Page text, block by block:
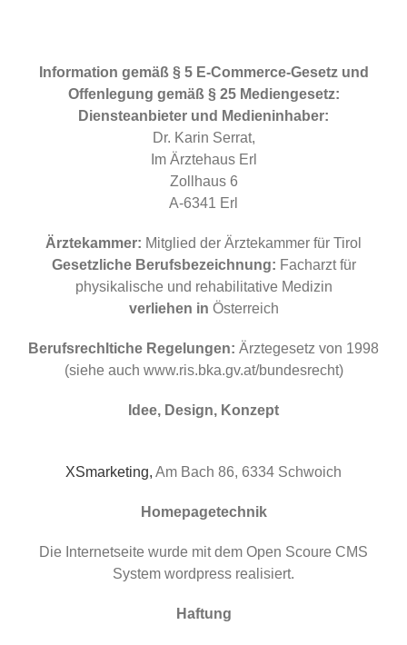
Information gemäß § 5 E-Commerce-Gesetz und
Offenlegung gemäß § 25 Mediengesetz:
Diensteanbieter und Medieninhaber:
Dr. Karin Serrat,
Im Ärztehaus Erl
Zollhaus 6
A-6341 Erl
Ärztekammer: Mitglied der Ärztekammer für Tirol
Gesetzliche Berufsbezeichnung: Facharzt für
physikalische und rehabilitative Medizin
verliehen in Österreich
Berufsrechltiche Regelungen: Ärztegesetz von 1998
(siehe auch www.ris.bka.gv.at/bundesrecht)
Idee, Design, Konzept
XSmarketing, Am Bach 86, 6334 Schwoich
Homepagetechnik
Die Internetseite wurde mit dem Open Scoure CMS
System wordpress realisiert.
Haftung